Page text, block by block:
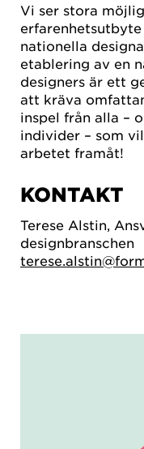
Vi ser stora
nationella
etablering av en
designers är ett
att kräva
inspel från alla –
individer – som
arbetet framåt!
KONTAKT
Terese Alstin,
designbranschen